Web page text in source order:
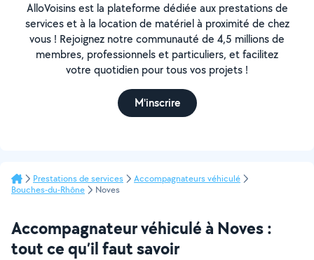
AlloVoisins est la plateforme dédiée aux prestations de
services et à la location de matériel à proximité de chez
vous ! Rejoignez notre communauté de 4,5 millions de
membres, professionnels et particuliers, et facilitez
votre quotidien pour tous vos projets !
M'inscrire
Prestations de services
Accompagnateurs véhiculé
Bouches-du-Rhône
Noves
Accompagnateur véhiculé à Noves :
tout ce qu’il faut savoir